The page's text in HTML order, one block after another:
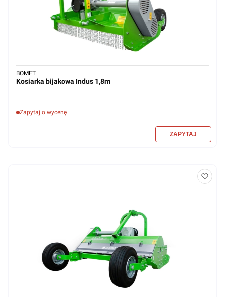
Kosiarka bijakowa Indus 1,8m
Zapytaj o wycenę
BOMET